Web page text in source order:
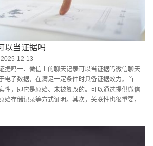
以当证据吗
2025-12-13
据吗一、微信上的聊天记录可以当证据吗微信聊天
电子数据，在满足一定条件时具备证据效力。首
性，即它是原始、未被篡改的。可以通过提供微信
始存储记录等方式证明。其次，关联性也很重要，